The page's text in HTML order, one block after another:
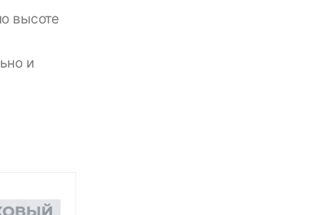
высоте
и